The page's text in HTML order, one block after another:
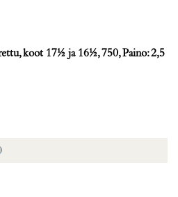
koot 17½ ja 16½, 750, Paino: 2,5